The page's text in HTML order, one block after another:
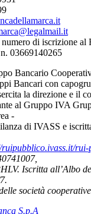
di iscrizione al
03669140265
Bancario
Bancari con
la direzione e il
al Gruppo IVA
-
di IVASS e
ruipubblico.ivass.it/
Iscritta all’Albo
società
S.p.A